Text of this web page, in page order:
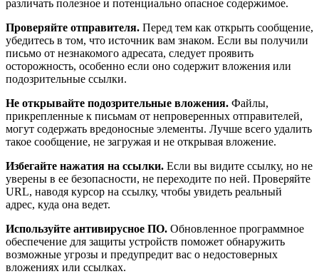
различать полезное и потенциально опасное содержимое.
Проверяйте отправителя. Перед тем как открыть сообщение,
убедитесь в том, что источник вам знаком. Если вы получили
письмо от незнакомого адресата, следует проявить
осторожность, особенно если оно содержит вложения или
подозрительные ссылки.
Не открывайте подозрительные вложения. Файлы,
прикрепленные к письмам от непроверенных отправителей,
могут содержать вредоносные элементы. Лучше всего удалить
такое сообщение, не загружая и не открывая вложение.
Избегайте нажатия на ссылки. Если вы видите ссылку, но не
уверены в ее безопасности, не переходите по ней. Проверяйте
URL, наводя курсор на ссылку, чтобы увидеть реальный
адрес, куда она ведет.
Используйте антивирусное ПО. Обновленное программное
обеспечение для защиты устройств поможет обнаружить
возможные угрозы и предупредит вас о недостоверных
вложениях или ссылках.